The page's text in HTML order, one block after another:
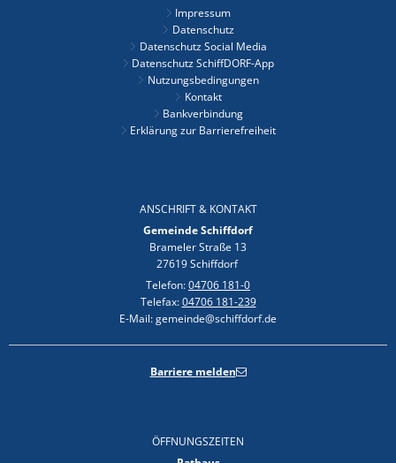
Impressum
Datenschutz
Datenschutz Social Media
Datenschutz SchiffDORF-App
Nutzungsbedingungen
Kontakt
Bankverbindung
Erklärung zur Barrierefreiheit
ANSCHRIFT & KONTAKT
Gemeinde Schiffdorf
Brameler Straße 13
27619 Schiffdorf
Telefon:04706 181-0
Telefax:04706 181-239
E-Mail: gemeinde@schiffdorf.de
Barriere melden
ÖFFNUNGSZEITEN